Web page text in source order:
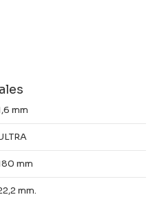
mm
mm
mm.